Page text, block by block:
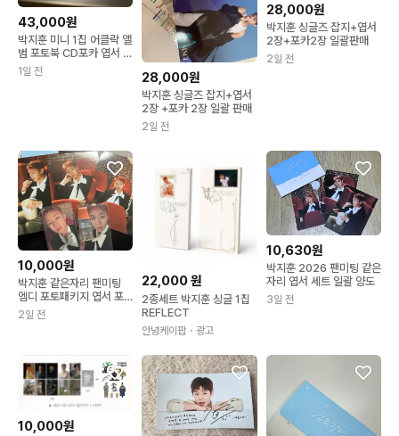
43,000원
박지훈 미니 1집 어클락 앨
범 포토북 CD포카 엽서 포
함
1일 전 28,000원
박지훈 싱글즈 잡지+엽서
2장 +포카 2장 일괄 판매
2일 전
28,000원
박지훈 싱글즈 잡지+엽서
2장+포카2장 일괄판매
2일 전
10,000원
박지훈 같은자리 팬미팅
엠디 포토패키지 엽서 포
카 일괄 양도 판매
2일 전
22,000원
2종세트 박지훈 싱글 1집
REFLECT
안녕케이팝 ・광고
10,630원
박지훈 2026 팬미팅 같은
자리 엽서 세트 일괄 양도
3일 전
10,000원